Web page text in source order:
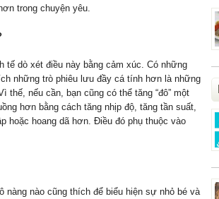
trong chuyện yêu.
tế dò xét điều này bằng cảm xúc. Có những
những trò phiêu lưu đầy cá tính hơn là những
thế, nếu cần, bạn cũng có thể tăng “đô” một
hơn bằng cách tăng nhịp độ, tăng tần suất,
hoặc hoang dã hơn. Điều đó phụ thuộc vào
nào cũng thích để biểu hiện sự nhỏ bé và